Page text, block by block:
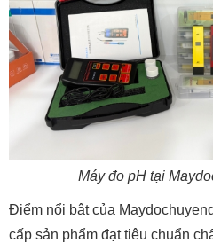
Máy đo pH tại
Điểm nổi bật của
cấp sản phẩm đạt tiêu chuẩn